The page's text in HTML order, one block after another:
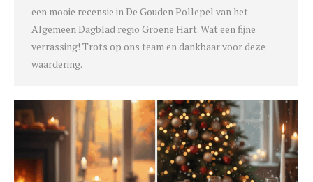
een mooie recensie in De Gouden Pollepel van het
Algemeen Dagblad regio Groene Hart. Wat een fijne
verrassing! Trots op ons team en dankbaar voor deze
waardering.